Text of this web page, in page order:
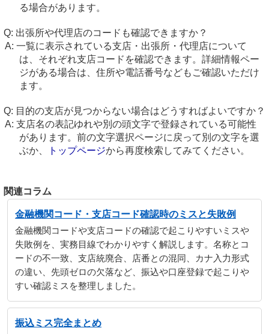
る場合があります。
出張所や代理店のコードも確認できますか？
一覧に表示されている支店・出張所・代理店について
は、それぞれ支店コードを確認できます。詳細情報ペー
ジがある場合は、住所や電話番号などもご確認いただけ
ます。
目的の支店が見つからない場合はどうすればよいですか？
支店名の表記ゆれや別の頭文字で登録されている可能性
があります。前の文字選択ページに戻って別の文字を選
ぶか、
トップページから再度検索してみてください。
関連コラム
金融機関コード・支店コード確認時のミスと失敗例
金融機関コードや支店コードの確認で起こりやすいミスや
失敗例を、実務目線でわかりやすく解説します。名称とコ
ードの不一致、支店統廃合、店番との混同、カナ入力形式
の違い、先頭ゼロの欠落など、振込や口座登録で起こりや
すい確認ミスを整理しました。
振込ミス完全まとめ